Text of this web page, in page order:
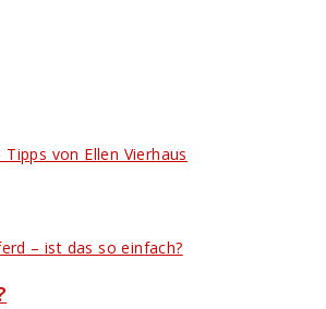
von Ellen Vierhaus